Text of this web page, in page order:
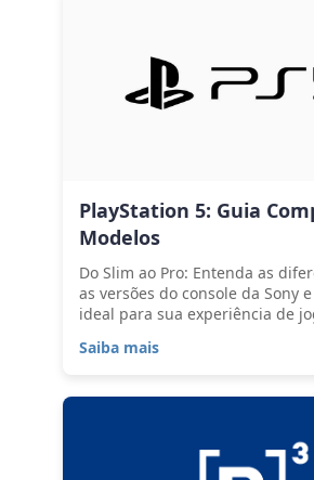
PlayStation 5: Guia
Modelos
Do Slim ao Pro: Entenda as
as versões do console da Sony
ideal para sua experiência de
Saiba mais